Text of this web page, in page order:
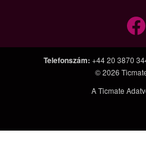
Telefonszám: +44 20 3870
© 2026
A Ticmate